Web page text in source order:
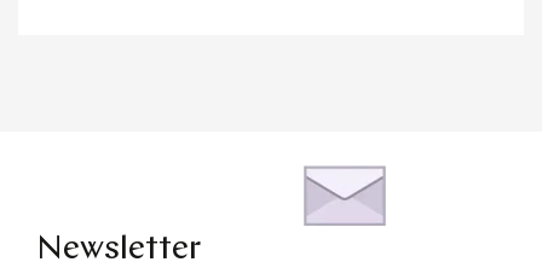
Newsletter